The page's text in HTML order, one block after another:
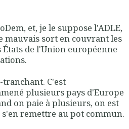
et, je le suppose l'ADLE,
mauvais sort en couvrant les
de l'Union européenne
tranchant. C'est
plusieurs pays d'Europe
on paie à plusieurs, on est
remettre au pot commun.